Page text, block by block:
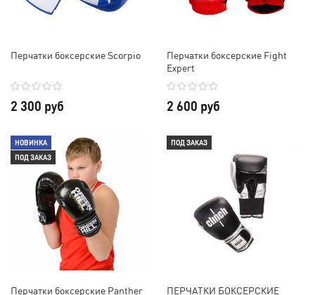
Перчатки боксерские Scorpio
2 300 руб
Перчатки боксерские Fight
Expert
2 600 руб
НОВИНКА
ПОД ЗАКАЗ
Перчатки боксерские Panther
ПОД ЗАКАЗ
ПЕРЧАТКИ БОКСЕРСКИЕ